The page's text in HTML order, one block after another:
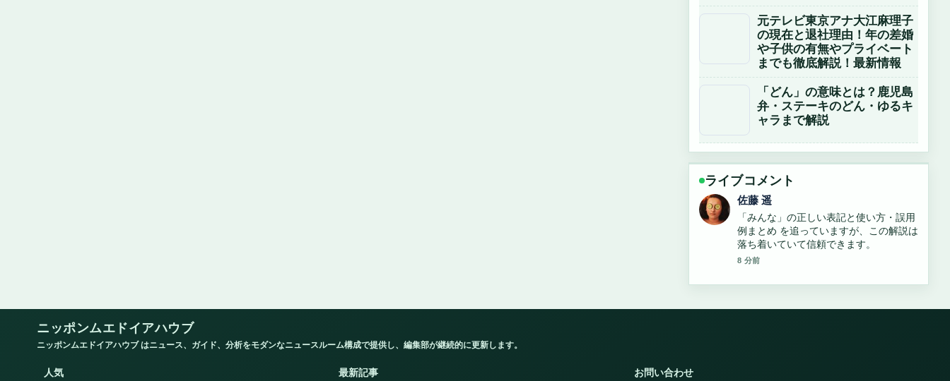
元テレビ東京アナ大江麻理子
の現在と退社理由！年の差婚
や子供の有無やプライベート
までも徹底解説！最新情報
「どん」の意味とは？鹿児島
弁・ステーキのどん・ゆるキ
ャラまで解説
ライブコメント
佐藤 遥
「みんな」の正しい表記と使い方・誤用
例まとめ を追っていますが、この解説は
落ち着いていて信頼できます。
8 分前
ニッポンムエドイアハウブ
ニッポンムエドイアハウブ はニュース、ガイド、分析をモダンなニュースルーム構成で提供し、編集部が継続的に更新します。
人気 最新記事 お問い合わせ